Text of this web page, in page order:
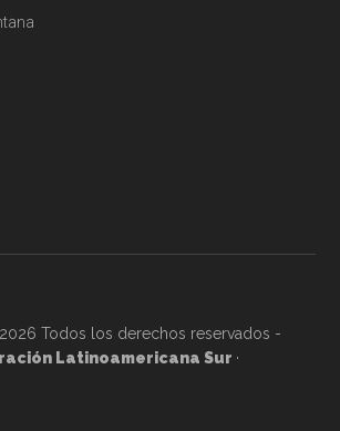
Todos los derechos reservados -
Latinoamericana Sur ·